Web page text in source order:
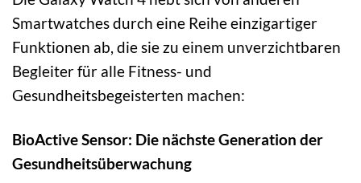
Smartwatches durch eine Reihe einzigartiger
Funktionen ab, die sie zu einem unverzichtbaren
Begleiter für alle Fitness- und
Gesundheitsbegeisterten machen:
BioActive Sensor: Die nächste Generation der
Gesundheitsüberwachung